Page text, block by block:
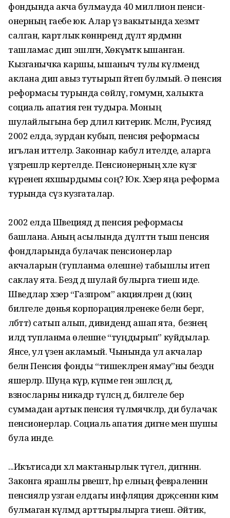
фондында акча булмауда 40 миллион пенси­
онерның гаебе юк. Алар үз вакытында хезмәт
салган, картлык көннәрендә дәүләт ярдәм­нән
ташламас дип эшләгән, Хөкүмәткә ышанган.
Кызганычка каршы, ышаныч тулы күләмендә
аклана дип авыз тутырып әйтеп булмый. Ә пенсия
реформасы турында сөйләү, гомумән, халыкта
социаль апатия генә тудыра. Моның
шулайлыгына бер дәлил китерик. Мәсәлән, Русиядә
2002 елда, зурдан кубып, пенсия реформасы
игълан иттеләр. Законнар кабул ителде, аларга
үзгәрешләр кертелде. Пенсионерның хәле күзгә
күренеп яхшырдымы соң? Юк. Хәзер яңа реформа
турында сүз кузгаталар.
2002 елда Швециядә дә пенсия реформасы
башлана. Аның асылында дәүләттән тыш пенсия
фондларында булачак пенсионерлар
акчаларын (тупланма өлешне) табышлы итеп
саклау ята. Бездә дә шулай булырга тиеш иде.
Шведлар хәзер “Газпром” акцияләрен дә (киң
билгеле дөнья корпорацияләренеке белән бергә,
әлбәттә) сатып алып, дивиденд ашап ята, ә безнең
илдә тупланма өлешне “туңдырып” куйдылар.
Янәсе, ул үзен акламый. Чынында ул акчалар
белән Пенсия фонды “тишекләрен ямау”ны бездән
яшерәләр. Шуңа күрә, күпме генә эшләсәң дә,
взносларны никадәр түләсәң дә, билгеле бер
суммадан артык пенсия түләмәя­чәкләр, ди булачак
пенсионерлар. Социаль апатия дигәне менә шушы
була инде.
...Икътисади хәл мактанырлык түгел, дигәннән.
Законга ярашлы рәвештә, һәр елның февраленнән
пенсияләр узган елдагы инфляция дәрәҗәсеннән ким
булмаган күләмдә арттырылырга тиеш. Әйтик,